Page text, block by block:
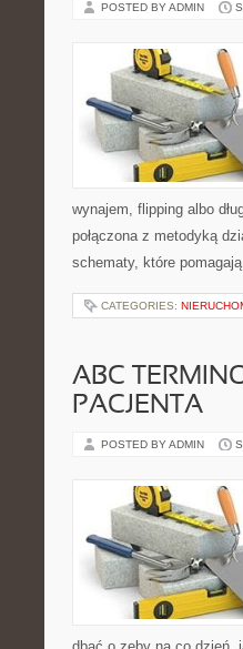
POSTED BY ADMIN
wynajem, flipping albo
połączona z metodyką
schematy, które
CATEGORIES:
ABC
PACJENTA
POSTED BY ADMIN